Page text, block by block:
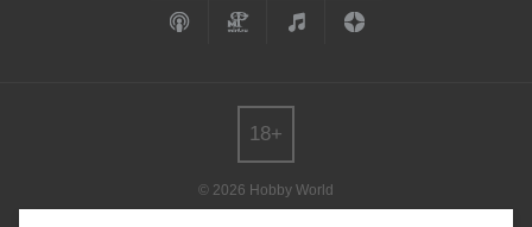
© 2026 Hobby World
18+